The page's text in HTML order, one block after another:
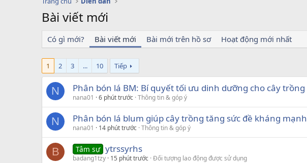
Bài viết mới
Có gì mới? Bài viết mới Bài mới trên hồ sơ Hoạt động mới nhất
1 2 3 ... 10 Tiếp
N Phân bón lá BM: Bí quyết tối ưu dinh dưỡng cho cây trồng
nana01 6 phút trước Thông tin & góp ý
N Phân bón lá blum giúp cây trồng tăng sức đề kháng mạnh
nana01 14 phút trước Thông tin & góp ý
B Tâm sự ytrssyrhs
badang1tzy 15 phút trước Đối tượng lao động được sử dụng